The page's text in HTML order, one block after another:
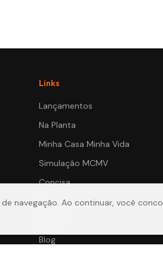
Links
Lançamentos
Na Planta
Minha Casa Minha Vida
Simulação MCMV
Concisa
Baliza
Blog
navegação. Ao continuar, você